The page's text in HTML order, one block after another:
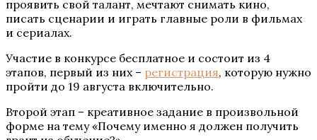
проявить свой талант, мечтают снимать кино,
писать сценарии и играть главные роли в фильмах
и сериалах.
Участие в конкурсе бесплатное и состоит из 4
этапов, первый из них – регистрация, которую нужно
пройти до 19 августа включительно.
Второй этап – креативное задание в произвольной
форме на тему «Почему именно я должен получить